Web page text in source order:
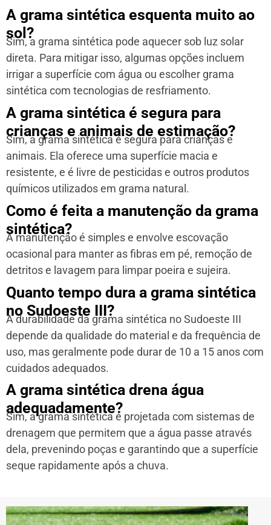
A grama sintética esquenta muito ao
sol?
Sim, a grama sintética pode aquecer sob luz solar
direta. Para mitigar isso, algumas opções incluem
irrigar a superfície com água ou escolher grama
sintética com tecnologias de resfriamento.
A grama sintética é segura para
crianças e animais de estimação?
Sim, a grama sintética é segura para crianças e
animais. Ela oferece uma superfície macia e
resistente, e é livre de pesticidas e outros produtos
químicos utilizados em grama natural.
Como é feita a manutenção da grama
sintética?
A manutenção é simples e envolve escovação
ocasional para manter as fibras em pé, remoção de
detritos e lavagem para limpar poeira e sujeira.
Quanto tempo dura a grama sintética
no Sudoeste III?
A durabilidade da grama sintética no Sudoeste III
depende da qualidade do material e da frequência de
uso, mas geralmente pode durar de 10 a 15 anos com
cuidados adequados.
A grama sintética drena água
adequadamente?
Sim, a grama sintética é projetada com sistemas de
drenagem que permitem que a água passe através
dela, prevenindo poças e garantindo que a superfície
seque rapidamente após a chuva.